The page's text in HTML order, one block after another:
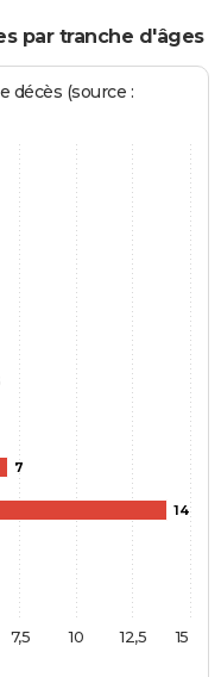
par tranche d'âges
décès (source :
7
14
7,5 10 12,5 15